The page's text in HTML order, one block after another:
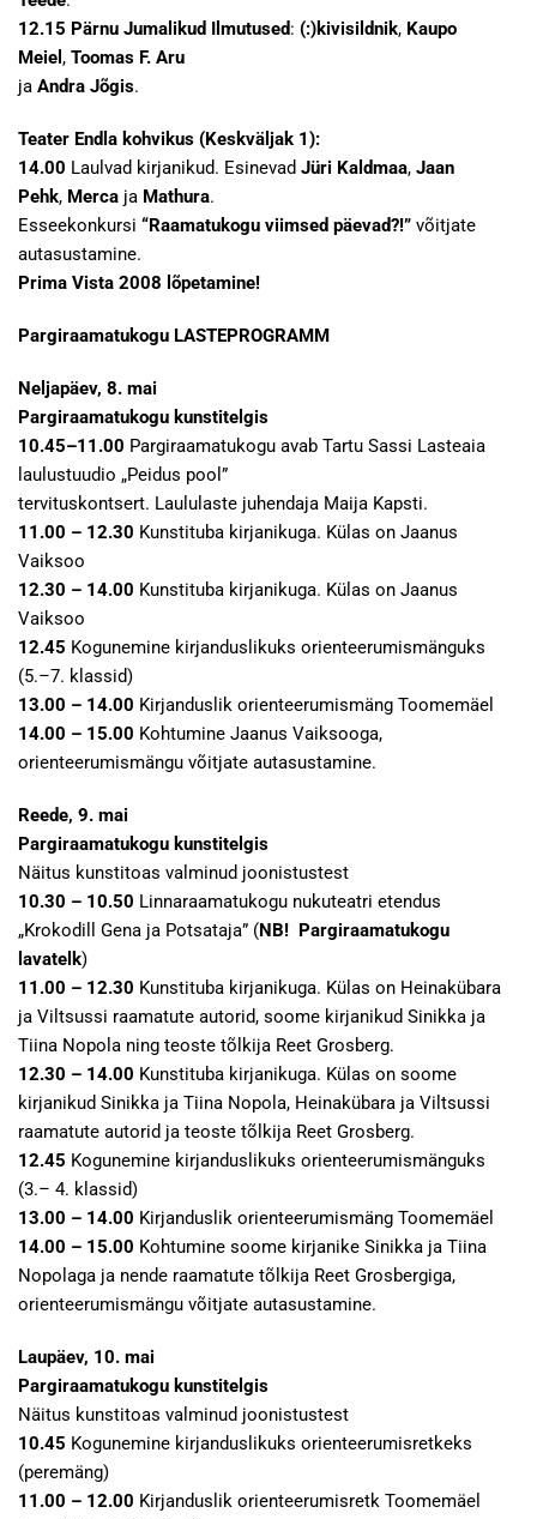
12.15 Pärnu Jumalikud Ilmutused: (:)kivisildnik, Kaupo
Meiel , Toomas F. Aru
ja Andra Jõgis.
Teater Endla kohvikus (Keskväljak 1):
14.00 Laulvad kirjanikud. Esinevad Jüri Kaldmaa, Jaan
Pehk, Merca ja Mathura.
Esseekonkursi “Raamatukogu viimsed päevad?!” võitjate
autasustamine.
Prima Vista 2008 lõpetamine!
Pargiraamatukogu LASTEPROGRAMM
Neljapäev, 8. mai
Pargiraamatukogu kunstitelgis
10.45–11.00 Pargiraamatukogu avab Tartu Sassi Lasteaia
laulustuudio „Peidus pool”
tervituskontsert. Laululaste juhendaja Maija Kapsti.
11.00 – 12.30 Kunstituba kirjanikuga. Külas on Jaanus
Vaiksoo
12.30 – 14.00 Kunstituba kirjanikuga. Külas on Jaanus
Vaiksoo
12.45 Kogunemine kirjanduslikuks orienteerumismänguks
(5.–7. klassid)
13.00 – 14.00 Kirjanduslik orienteerumismäng Toomemäel
14.00 – 15.00 Kohtumine Jaanus Vaiksooga,
orienteerumismängu võitjate autasustamine.
Reede, 9. mai
Pargiraamatukogu kunstitelgis
Näitus kunstitoas valminud joonistustest
10.30 – 10.50 Linnaraamatukogu nukuteatri etendus
„Krokodill Gena ja Potsataja” (NB! Pargiraamatukogu
lavatelk)
11.00 – 12.30 Kunstituba kirjanikuga. Külas on Heinakübara
ja Viltsussi raamatute autorid, soome kirjanikud Sinikka ja
Tiina Nopola ning teoste tõlkija Reet Grosberg.
12.30 – 14.00 Kunstituba kirjanikuga. Külas on soome
kirjanikud Sinikka ja Tiina Nopola, Heinakübara ja Viltsussi
raamatute autorid ja teoste tõlkija Reet Grosberg.
12.45 Kogunemine kirjanduslikuks orienteerumismänguks
(3.– 4. klassid)
13.00 – 14.00 Kirjanduslik orienteerumismäng Toomemäel
14.00 – 15.00 Kohtumine soome kirjanike Sinikka ja Tiina
Nopolaga ja nende raamatute tõlkija Reet Grosbergiga,
orienteerumismängu võitjate autasustamine.
Laupäev, 10. mai
Pargiraamatukogu kunstitelgis
Näitus kunstitoas valminud joonistustest
10.45 Kogunemine kirjanduslikuks orienteerumisretkeks
(peremäng)
11.00 – 12.00 Kirjanduslik orienteerumisretk Toomemäel